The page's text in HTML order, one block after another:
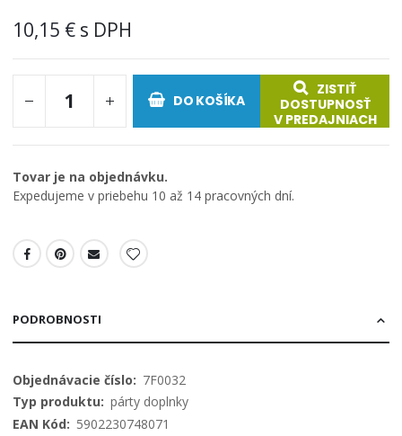
10,15 €
DO KOŠÍKA
ZISTIŤ
DOSTUPNOSŤ
V PREDAJNIACH
Tovar je na objednávku.
Expedujeme v priebehu 10 až 14 pracovných dní.
PODROBNOSTI
Viac
informácií
7F0032
párty doplnky
5902230748071